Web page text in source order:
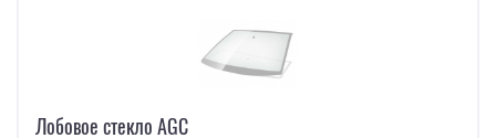
Лобовое стекло AGC